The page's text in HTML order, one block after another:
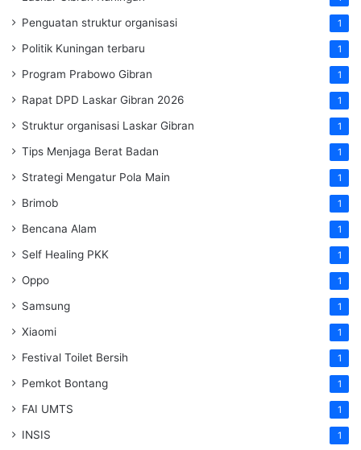
Penguatan struktur organisasi 1
Politik Kuningan terbaru 1
Program Prabowo Gibran 1
Rapat DPD Laskar Gibran 2026 1
Struktur organisasi Laskar Gibran 1
Tips Menjaga Berat Badan 1
Strategi Mengatur Pola Main 1
Brimob 1
Bencana Alam 1
Self Healing PKK 1
Oppo 1
Samsung 1
Xiaomi 1
Festival Toilet Bersih 1
Pemkot Bontang 1
FAI UMTS 1
INSIS 1